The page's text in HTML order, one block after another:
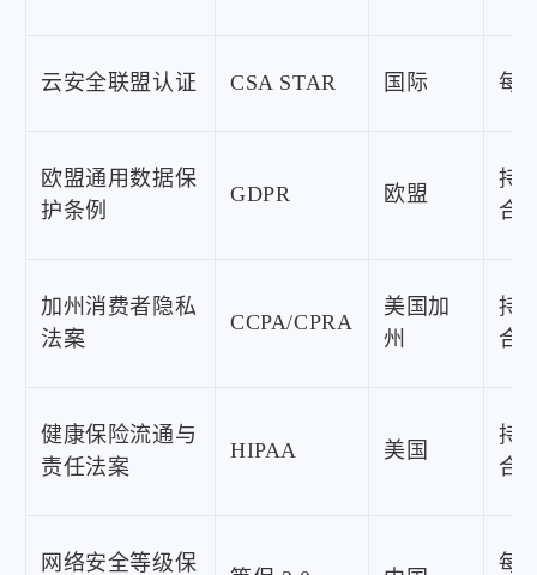
云安全联盟认证 CSA STAR 国际 每
欧盟通用数据保
护条例
GDPR 欧盟
持
合
加州消费者隐私
法案
CCPA/CPRA
美国加
州
持
合
健康保险流通与
责任法案
HIPAA 美国
持
合
网络安全等级保 每